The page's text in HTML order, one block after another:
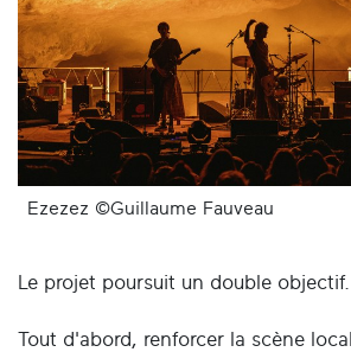
Ezezez ©Guillaume Fauveau
Le projet poursuit un double objectif.
Tout d'abord, renforcer la scène